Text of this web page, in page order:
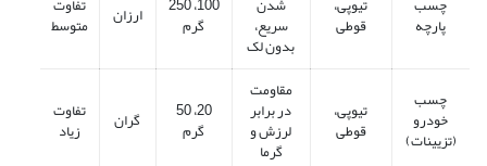
چسب
پارچه
تیوپی،
قوطی
شدن
سریع،
بدون لک
100، 250
گرم ارزان تفاوت
متوسط
چسب
خودرو
(تزیینات)
تیوپی،
قوطی
مقاومت
در برابر
لرزش و
گرما
20، 50
گرم گران تفاوت
زیاد